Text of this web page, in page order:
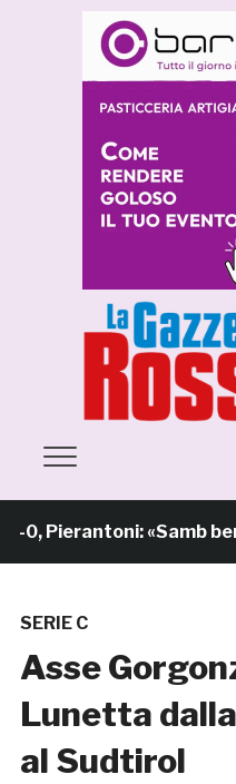
Pierantoni: «Samb ben
SERIE C
Asse
Lunetta
al Sudtirol